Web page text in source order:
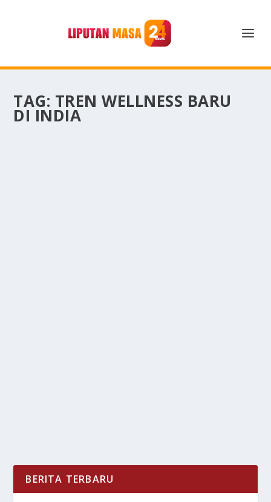
TAG: TREN WELLNESS BARU
DI INDIA
BERITA TERBARU